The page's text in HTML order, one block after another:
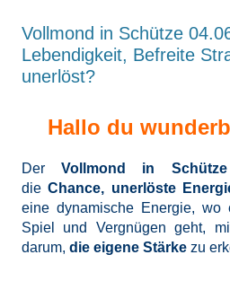
Vollmond in Schütze
Lebendigkeit, Befreite
unerlöst?
Hallo du
DerVollmond in
die Chance, unerlöste
eine dynamische Energie, wo
Spiel und Vergnügen geht,
darum, die eigene Stärke zu